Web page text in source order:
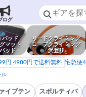
ログ
パッド
マット
ッド
リードクライミング
ロープクライミング
沢登り
円 4980円で送料無料 宅急便
ル
イブテン スポルティバ